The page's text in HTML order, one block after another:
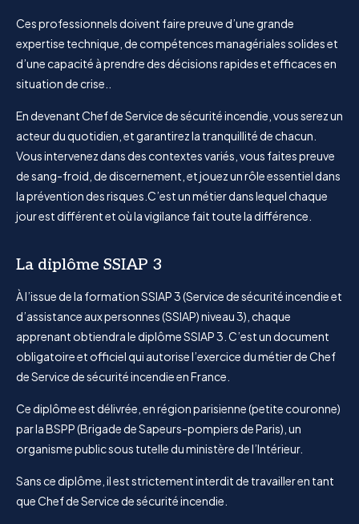
Ces professionnels doivent faire preuve d’une grande
expertise technique, de compétences managériales solides et
d’une capacité à prendre des décisions rapides et efficaces en
situation de crise..
En devenant Chef de Service de sécurité incendie, vous serez un
acteur du quotidien, et garantirez la tranquillité de chacun.
Vous intervenez dans des contextes variés, vous faites preuve
de sang-froid, de discernement, et jouez un rôle essentiel dans
la prévention des risques. C’est un métier dans lequel chaque
jour est différent et où la vigilance fait toute la différence.
La diplôme SSIAP 3
À l’issue de la formation SSIAP 3 (Service de sécurité incendie et
d’assistance aux personnes (SSIAP) niveau 3), chaque
apprenant obtiendra le diplôme SSIAP 3. C’est un document
obligatoire et officiel qui autorise l’exercice du métier de Chef
de Service de sécurité incendie en France.
Ce diplôme est délivrée, en région parisienne (petite couronne)
par la BSPP (Brigade de Sapeurs-pompiers de Paris), un
organisme public sous tutelle du ministère de l’Intérieur.
Sans ce diplôme, il est strictement interdit de travailler en tant
que Chef de Service de sécurité incendie.